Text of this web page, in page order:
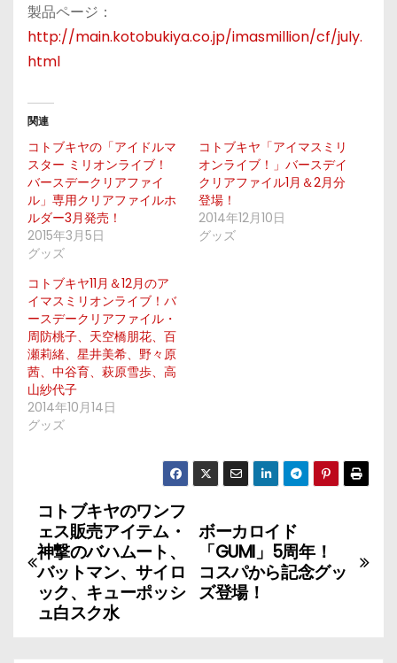
製品ページ：
http://main.kotobukiya.co.jp/imasmillion/cf/july.
html
関連
コトブキヤの「アイドルマ
スター ミリオンライブ！
バースデークリアファイ
ル」専用クリアファイルホ
ルダー3月発売！
2015年3月5日
グッズ
コトブキヤ「アイマスミリ
オンライブ！」バースデイ
クリアファイル1月＆2月分
登場！
2014年12月10日
グッズ
コトブキヤ11月＆12月のア
イマスミリオンライブ！バ
ースデークリアファイル・
周防桃子、天空橋朋花、百
瀬莉緒、星井美希、野々原
茜、中谷育、萩原雪歩、高
山紗代子
2014年10月14日
グッズ
投
稿
ナ
ビ
ボーカロイド
「GUMI」5周年！
コスパから記念グッ
ズ登場！
コトブキヤのワンフ
ェス販売アイテム・
神撃のバハムート、
バットマン、サイロ
ック、キューポッシ
ュ白スク水